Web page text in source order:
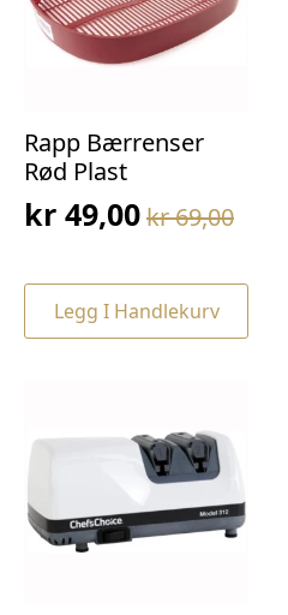
Rapp Bærrenser
Rød Plast
kr69,00
Opprinnelig
var:
kr 69,00.
kr 49,00
Nåværende
er:
kr 49,00.
Legg I Handlekurv